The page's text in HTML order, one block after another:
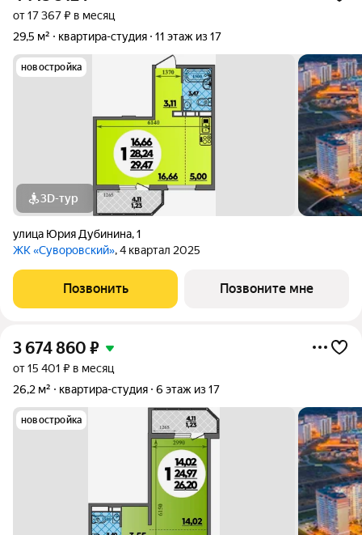
от 17 367 ₽ в месяц
29,5 м²
квартира-студия 11 этаж из 17
новостройка
3D-тур
улица Юрия Дубинина,1
ЖК «Суворовский», 4 квартал 2025
Позвонить Позвоните мне
3 674 860 ₽
от 15 401 ₽ в месяц
26,2 м²
квартира-студия 6 этаж из 17
новостройка